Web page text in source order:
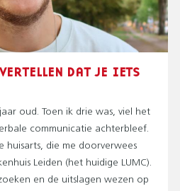
DAT JE IETS
oud. Toen ik drie was, viel het
communicatie achterbleef.
huisarts, die me doorverwees
Leiden (het huidige LUMC).
en de uitslagen wezen op